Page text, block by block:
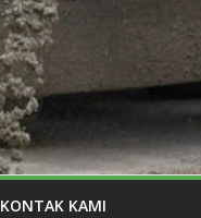
KONTAK KAMI